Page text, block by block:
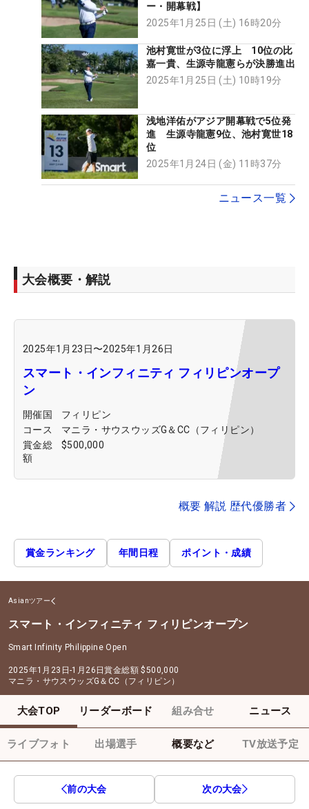
ー・開幕戦】
2025年1月25日 (土) 16時20分
池村寛世が3位に浮上 10位の比
嘉一貴、生源寺龍憲らが決勝進出
2025年1月25日 (土) 10時19分
浅地洋佑がアジア開幕戦で5位発
進 生源寺龍憲9位、池村寛世18
位
2025年1月24日 (金) 11時37分
ニュース一覧
大会概要・解説
2025年1月23日〜2025年1月26日
スマート・インフィニティ フィリピンオープ
ン
開催国
フィリピン
コース
マニラ・サウスウッズG＆CC（フィリピン）
賞金総
額
$500,000
概要 解説 歴代優勝者
賞金ランキング 年間日程 ポイント・成績
Asianツアー
スマート・インフィニティ フィリピンオープン
Smart Infinity Philippine Open
2025年1月23日-1月26日賞金総額 $500,000
マニラ・サウスウッズG＆CC（フィリピン）
大会TOP リーダーボード 組み合せ ニュース
ライブフォト 出場選手 概要など TV放送予定
前の大会 次の大会